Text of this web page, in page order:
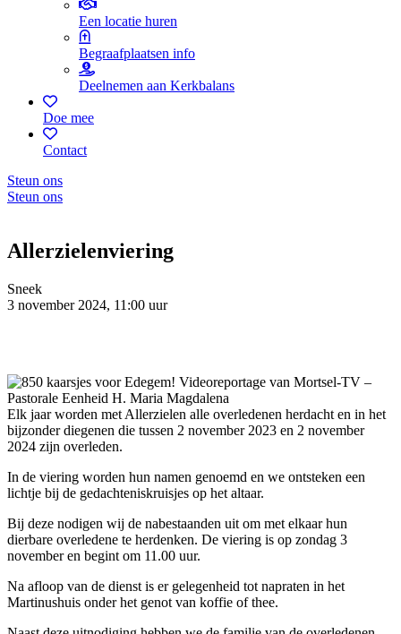
Een locatie huren
Begraafplaatsen info
Deelnemen aan Kerkbalans
Doe mee
Contact
Steun ons
Steun ons
Allerzielenviering
Sneek
3 november 2024, 11:00 uur
Elk jaar worden met Allerzielen alle overledenen herdacht en in het
bijzonder diegenen die tussen 2 november 2023 en 2 november
2024 zijn overleden.
In de viering worden hun namen genoemd en we ontsteken een
lichtje bij de gedachteniskruisjes op het altaar.
Bij deze nodigen wij de nabestaanden uit om met elkaar hun
dierbare overledene te herdenken. De viering is op zondag 3
november en begint om 11.00 uur.
Na afloop van de dienst is er gelegenheid tot napraten in het
Martinushuis onder het genot van koffie of thee.